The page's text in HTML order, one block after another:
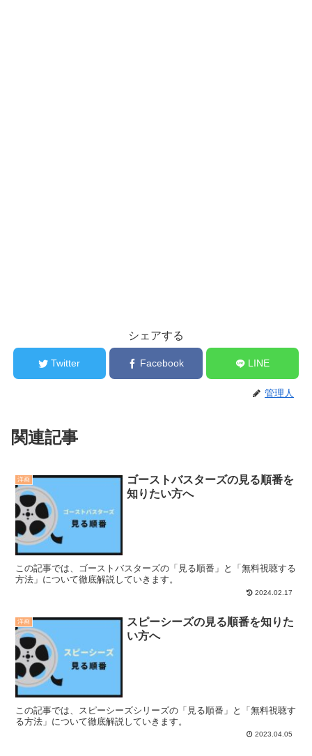
シェアする
Twitter Facebook LINE
管理人
関連記事
洋画
ゴーストバスターズの見る順番を
知りたい方へ
この記事では、ゴーストバスターズの「見る順番」と「無料視聴する
方法」について徹底解説していきます。
2024.02.17
洋画
スピーシーズの見る順番を知りた
い方へ
この記事では、スピーシーズシリーズの「見る順番」と「無料視聴す
る方法」について徹底解説していきます。
2023.04.05